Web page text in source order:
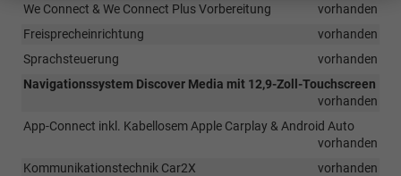
We Connect & We Connect Plus Vorbereitung
vorhanden
Freisprecheinrichtung
vorhanden
Sprachsteuerung
vorhanden
Navigationssystem Discover Media mit 12,9-Zoll-Touchscreen
vorhanden
App-Connect inkl. Kabellosem Apple Carplay & Android Auto
vorhanden
Kommunikationstechnik Car2X
vorhanden